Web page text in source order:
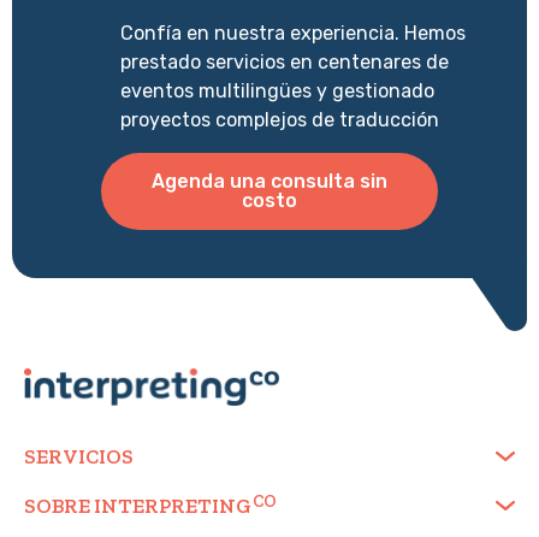
Confía en nuestra experiencia. Hemos
prestado servicios en centenares de
eventos multilingües y gestionado
proyectos complejos de traducción
Agenda una consulta sin
costo
SERVICIOS
SOBRE INTERPRETING